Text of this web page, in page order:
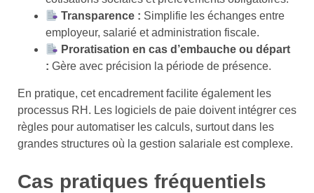
Transparence : Simplifie les échanges entre
employeur, salarié et administration fiscale.
Proratisation en cas d’embauche ou départ
: Gère avec précision la période de présence.
En pratique, cet encadrement facilite également les
processus RH. Les logiciels de paie doivent intégrer ces
règles pour automatiser les calculs, surtout dans les
grandes structures où la gestion salariale est complexe.
Cas pratiques fréquentiels